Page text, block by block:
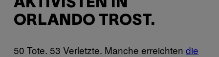
AKTIVISTEN IN
ORLANDO TROST.
50 Tote. 53 Verletzte. Manche erreichten die